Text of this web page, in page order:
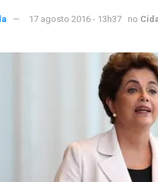
17 agosto 2016 - 13h37 no